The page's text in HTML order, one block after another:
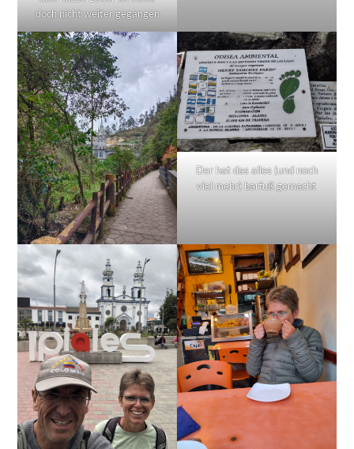
doch nicht weiter gegangen
Der hat das alles (und noch
viel mehr) barfuß gemacht